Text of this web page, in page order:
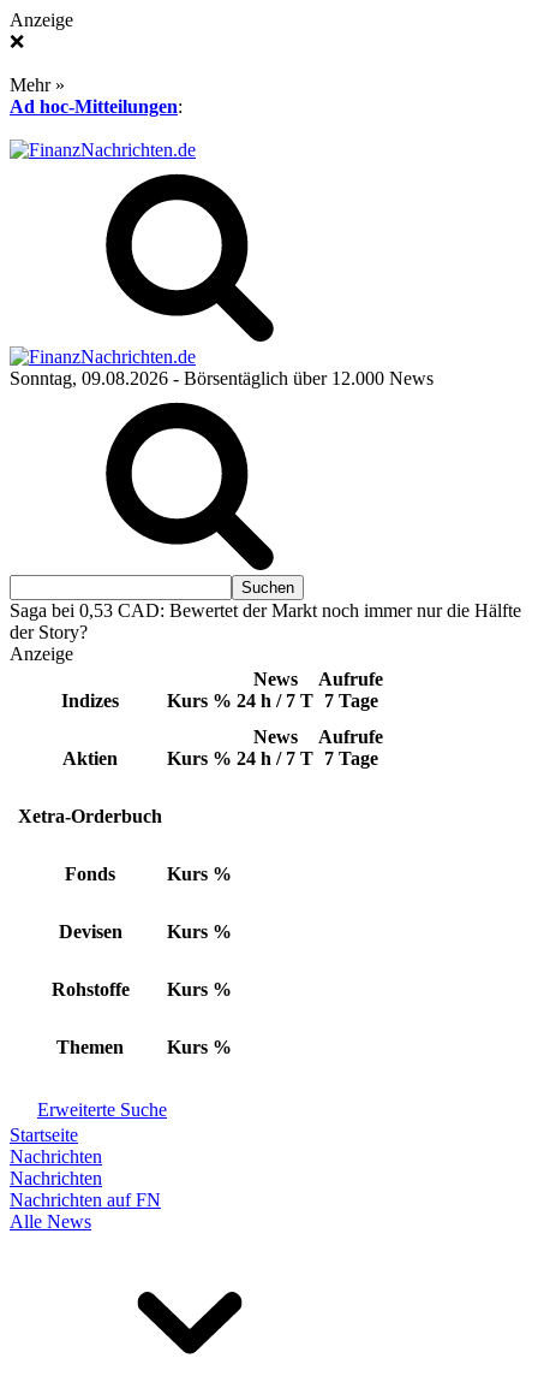
Anzeige
❌
Mehr »
Ad hoc-Mitteilungen:
Sonntag, 09.08.2026 - Börsentäglich über 12.000 News
Saga bei 0,53 CAD: Bewertet der Markt noch immer nur die Hälfte
der Story?
Anzeige
Indizes Kurs %
News
24 h / 7 T
Aufrufe
7 Tage
Aktien Kurs %
News
24 h / 7 T
Aufrufe
7 Tage
Xetra-Orderbuch
Fonds Kurs %
Devisen Kurs %
Rohstoffe Kurs %
Themen Kurs %
Erweiterte Suche
Startseite
Nachrichten
Nachrichten
Nachrichten auf FN
Alle News